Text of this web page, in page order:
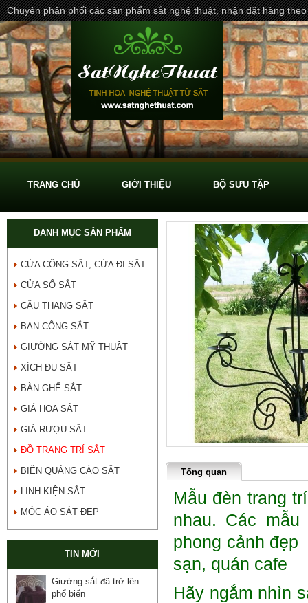
Chuyên phân phối các sản phẩm sắt nghệ thuật, nhận đặt hàng
TRANG CHỦ GIỚI THIỆU BỘ SƯU TẬP
DANH MỤC SẢN PHẨM
CỬA CỔNG SẮT, CỬA ĐI SẮT
CỬA SỔ SẮT
CẦU THANG SẮT
BAN CÔNG SẮT
GIƯỜNG SẮT MỸ THUẬT
XÍCH ĐU SẮT
BÀN GHẾ SẮT
GIÁ HOA SẮT
GIÁ RƯỢU SẮT
ĐỒ TRANG TRÍ SẮT
BIỂN QUẢNG CÁO SẮT
LINH KIỆN SẮT
MÓC ÁO SẮT ĐẸP
TIN MỚI
Giường sắt đã trở lên
phổ biến
Tổng quan
Mẫu đèn trang
nhau. Các
phong cảnh đẹp
sạn, quán cafe
Hãy ngắm nhìn